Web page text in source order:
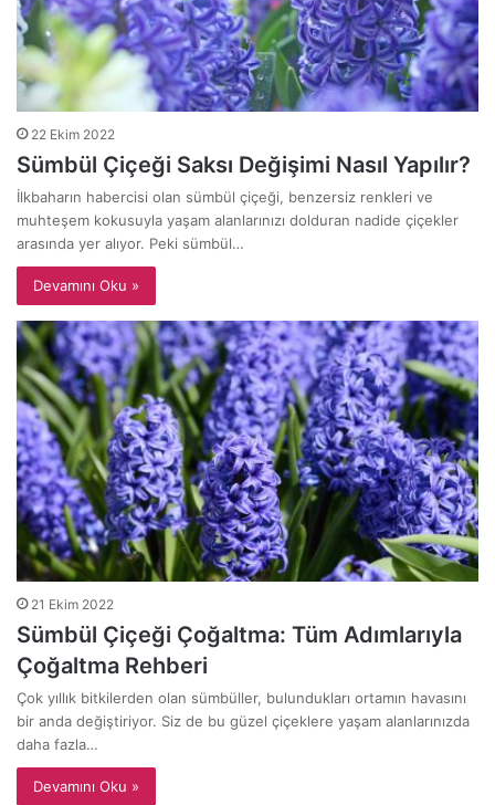
22 Ekim 2022
Sümbül Çiçeği Saksı Değişimi Nasıl Yapılır?
İlkbaharın habercisi olan sümbül çiçeği, benzersiz renkleri ve
muhteşem kokusuyla yaşam alanlarınızı dolduran nadide çiçekler
arasında yer alıyor. Peki sümbül…
Devamını Oku »
21 Ekim 2022
Sümbül Çiçeği Çoğaltma: Tüm Adımlarıyla
Çoğaltma Rehberi
Çok yıllık bitkilerden olan sümbüller, bulundukları ortamın havasını
bir anda değiştiriyor. Siz de bu güzel çiçeklere yaşam alanlarınızda
daha fazla…
Devamını Oku »